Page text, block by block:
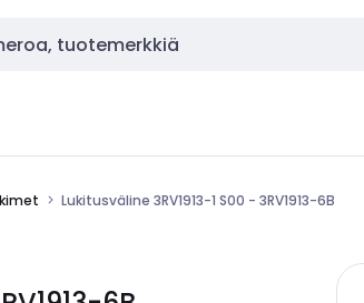
Lukitusväline 3RV1913-1 S00 - 3RV1913-6B